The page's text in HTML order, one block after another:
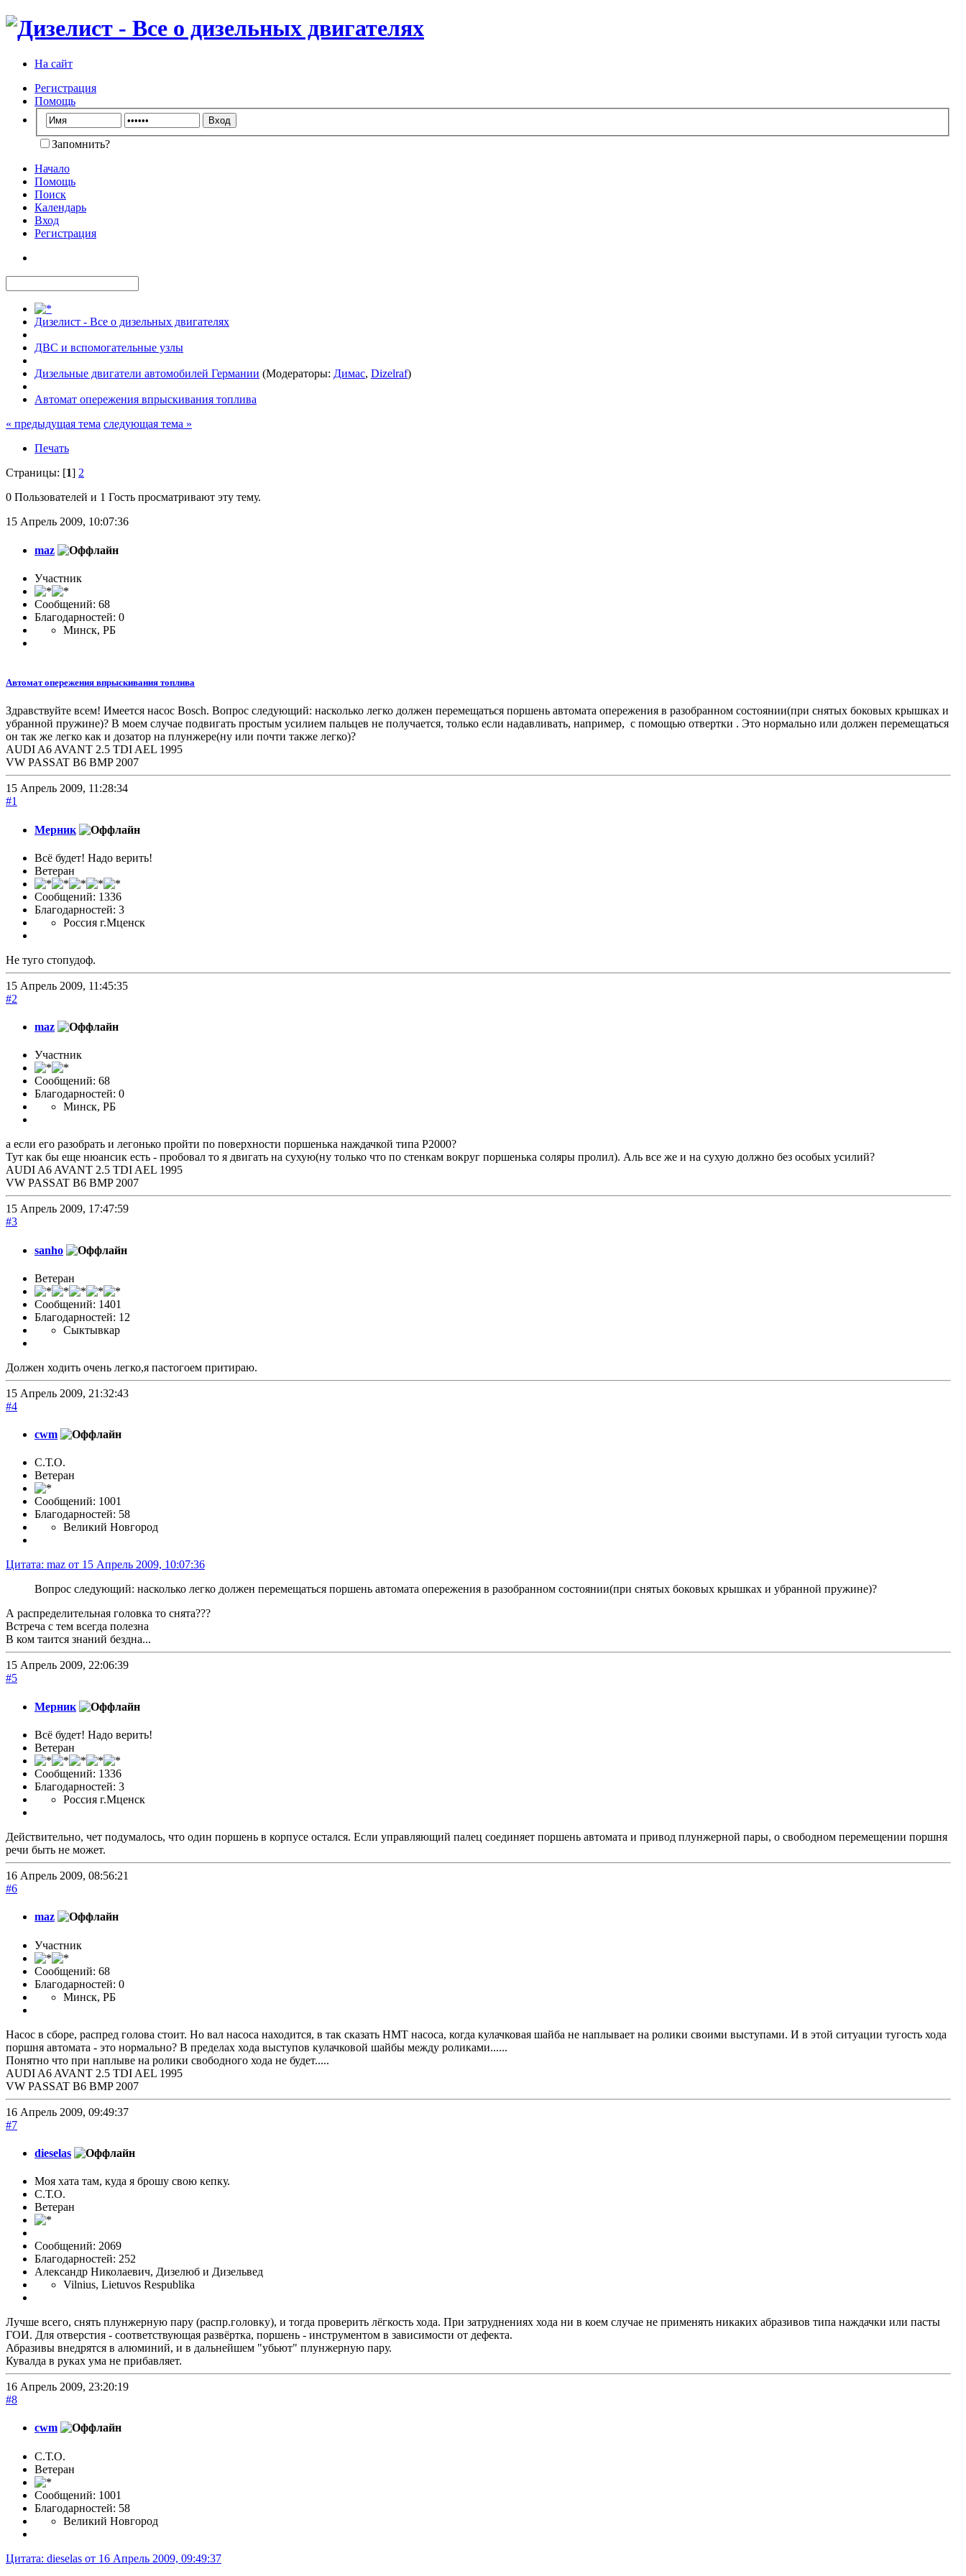
На сайт
Регистрация
Помощь
Запомнить?
Начало
Помощь
Поиск
Календарь
Вход
Регистрация
Дизелист - Все о дизельных двигателях
ДВС и вспомогательные узлы
Дизельные двигатели автомобилей Германии (Модераторы: Димас, Dizelraf)
Автомат опережения впрыскивания топлива
« предыдущая тема следующая тема »
Печать
Страницы: [1] 2
0 Пользователей и 1 Гость просматривают эту тему.
15 Апрель 2009, 10:07:36
maz
Участник
Сообщений: 68
Благодарностей: 0
Минск, РБ
Автомат опережения впрыскивания топлива
Здравствуйте всем! Имеется насос Bosch. Вопрос следующий: насколько легко должен перемещаться поршень автомата опережения в разобранном состоянии(при снятых боковых крышках и
убранной пружине)? В моем случае подвигать простым усилием пальцев не получается, только если надавливать, например, с помощью отвертки . Это нормально или должен перемещаться
он так же легко как и дозатор на плунжере(ну или почти также легко)?
AUDI A6 AVANT 2.5 TDI AEL 1995
VW PASSAT B6 BMP 2007
15 Апрель 2009, 11:28:34
#1
Мерник
Всё будет! Надо верить!
Ветеран
Сообщений: 1336
Благодарностей: 3
Россия г.Мценск
Не туго стопудоф.
15 Апрель 2009, 11:45:35
#2
maz
Участник
Сообщений: 68
Благодарностей: 0
Минск, РБ
а если его разобрать и легонько пройти по поверхности поршенька наждачкой типа P2000?
Тут как бы еще нюансик есть - пробовал то я двигать на сухую(ну только что по стенкам вокруг поршенька соляры пролил). Аль все же и на сухую должно без особых усилий?
AUDI A6 AVANT 2.5 TDI AEL 1995
VW PASSAT B6 BMP 2007
15 Апрель 2009, 17:47:59
#3
sanho
Ветеран
Сообщений: 1401
Благодарностей: 12
Сыктывкар
Должен ходить очень легко,я пастогоем притираю.
15 Апрель 2009, 21:32:43
#4
cwm
С.Т.О.
Ветеран
Сообщений: 1001
Благодарностей: 58
Великий Новгород
Цитата: maz от 15 Апрель 2009, 10:07:36
Вопрос следующий: насколько легко должен перемещаться поршень автомата опережения в разобранном состоянии(при снятых боковых крышках и убранной пружине)?
А распределительная головка то снята???
Встреча с тем всегда полезна
В ком таится знаний бездна...
15 Апрель 2009, 22:06:39
#5
Мерник
Всё будет! Надо верить!
Ветеран
Сообщений: 1336
Благодарностей: 3
Россия г.Мценск
Действительно, чет подумалось, что один поршень в корпусе остался. Если управляющий палец соединяет поршень автомата и привод плунжерной пары, о свободном перемещении поршня
речи быть не может.
16 Апрель 2009, 08:56:21
#6
maz
Участник
Сообщений: 68
Благодарностей: 0
Минск, РБ
Насос в сборе, распред голова стоит. Но вал насоса находится, в так сказать НМТ насоса, когда кулачковая шайба не наплывает на ролики своими выступами. И в этой ситуации тугость хода
поршня автомата - это нормально? В пределах хода выступов кулачковой шайбы между роликами......
Понятно что при наплыве на ролики свободного хода не будет.....
AUDI A6 AVANT 2.5 TDI AEL 1995
VW PASSAT B6 BMP 2007
16 Апрель 2009, 09:49:37
#7
dieselas
Моя хата там, куда я брошу свою кепку.
С.Т.О.
Ветеран
Сообщений: 2069
Благодарностей: 252
Александр Николаевич, Дизелюб и Дизельвед
Vilnius, Lietuvos Respublika
Лучше всего, снять плунжерную пару (распр.головку), и тогда проверить лёгкость хода. При затруднениях хода ни в коем случае не применять никаких абразивов типа наждачки или пасты
ГОИ. Для отверстия - соответствующая развёртка, поршень - инструментом в зависимости от дефекта.
Абразивы внедрятся в алюминий, и в дальнейшем "убьют" плунжерную пару.
Кувалда в руках ума не прибавляет.
16 Апрель 2009, 23:20:19
#8
cwm
С.Т.О.
Ветеран
Сообщений: 1001
Благодарностей: 58
Великий Новгород
Цитата: dieselas от 16 Апрель 2009, 09:49:37